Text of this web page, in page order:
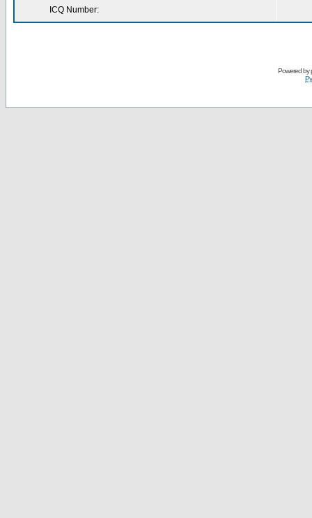
ICQ Number:
Powered by